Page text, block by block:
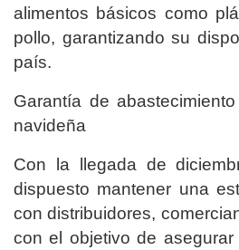
alimentos básicos como
pollo, garantizando su
país.
Garantía de
navideña
Con la llegada de
dispuesto mantener una
con distribuidores,
con el objetivo de